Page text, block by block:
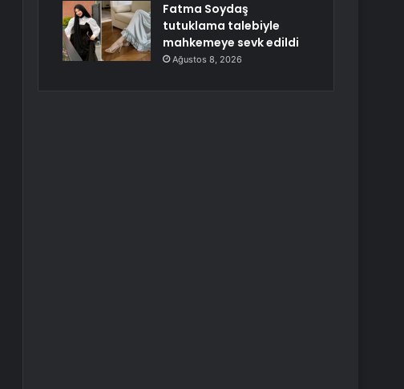
Fatma Soydaş
tutuklama talebiyle
mahkemeye sevk edildi
Ağustos 8, 2026